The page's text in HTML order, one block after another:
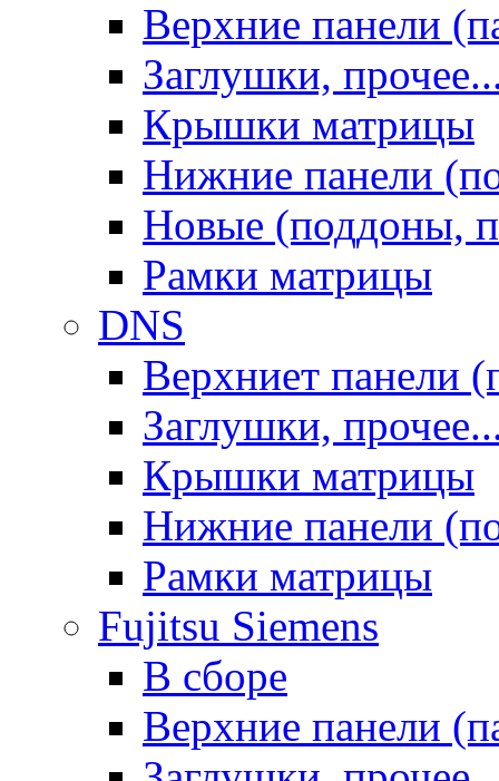
Верхние панели
Заглушки,
Крышки матрицы
Нижние панели
Новые (поддоны,
Рамки матрицы
DNS
Верхниет панели
Заглушки,
Крышки матрицы
Нижние панели
Рамки матрицы
Fujitsu Siemens
В сборе
Верхние панели